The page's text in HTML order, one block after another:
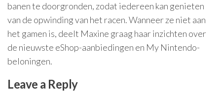
banen te doorgronden, zodat iedereen kan genieten
van de opwinding van het racen. Wanneer ze niet aan
het gamen is, deelt Maxine graag haar inzichten over
de nieuwste eShop-aanbiedingen en My Nintendo-
beloningen.
Leave a Reply